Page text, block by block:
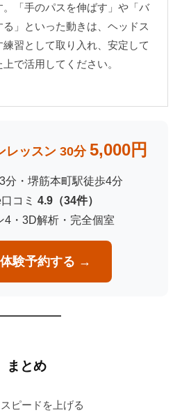
。「手のパスを伸ばす」や「バ
」といった動きは、ヘッドス
習として取り入れ、安定して
で活用してください。
レッスン 30分 5,000円
分・堺筋本町駅徒歩4分
コミ 4.9（34件）
4・3D解析・完全個室
験予約する →
まとめ
ピードを上げる